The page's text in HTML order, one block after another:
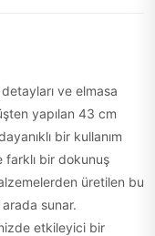
ve elmasa
yapılan 43 cm
bir kullanım
bir dokunuş
üretilen bu
arada sunar.
etkileyici bir